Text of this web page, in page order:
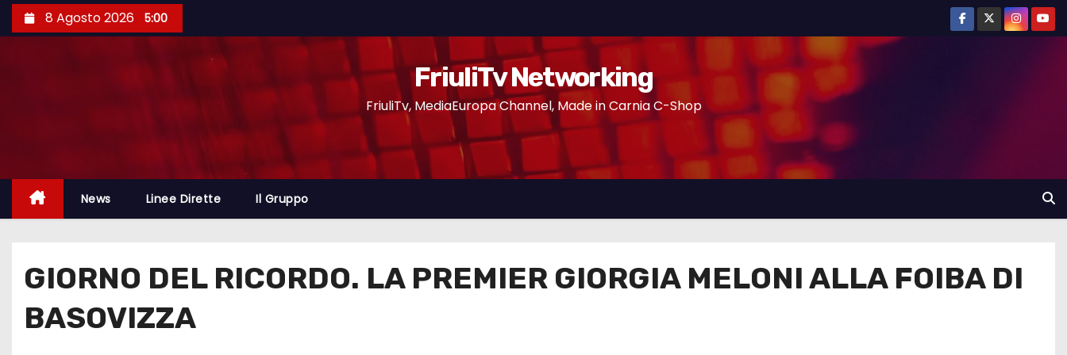
8 Agosto 2026 5:00
FriuliTv Networking
FriuliTv, MediaEuropa Channel, Made in Carnia C-Shop
News Linee Dirette Il Gruppo
GIORNO DEL RICORDO. LA PREMIER GIORGIA MELONI ALLA FOIBA DI
BASOVIZZA